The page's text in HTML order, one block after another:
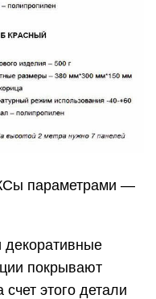
параметрами —
покрывают
этого детали